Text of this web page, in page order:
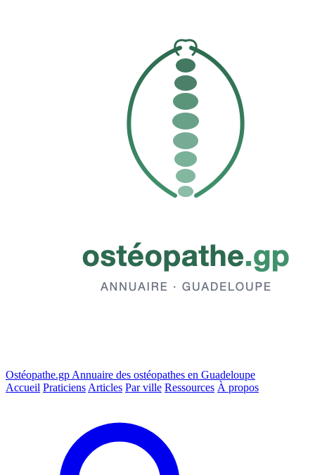
Ostéopathe.gp Annuaire des ostéopathes en Guadeloupe
Accueil Praticiens Articles Par ville Ressources À propos